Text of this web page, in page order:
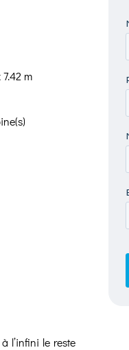
m
l’infini le reste